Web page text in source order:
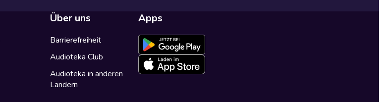
Über uns
Barrierefreiheit
Audioteka Club
Audioteka in anderen
Ländern
Apps